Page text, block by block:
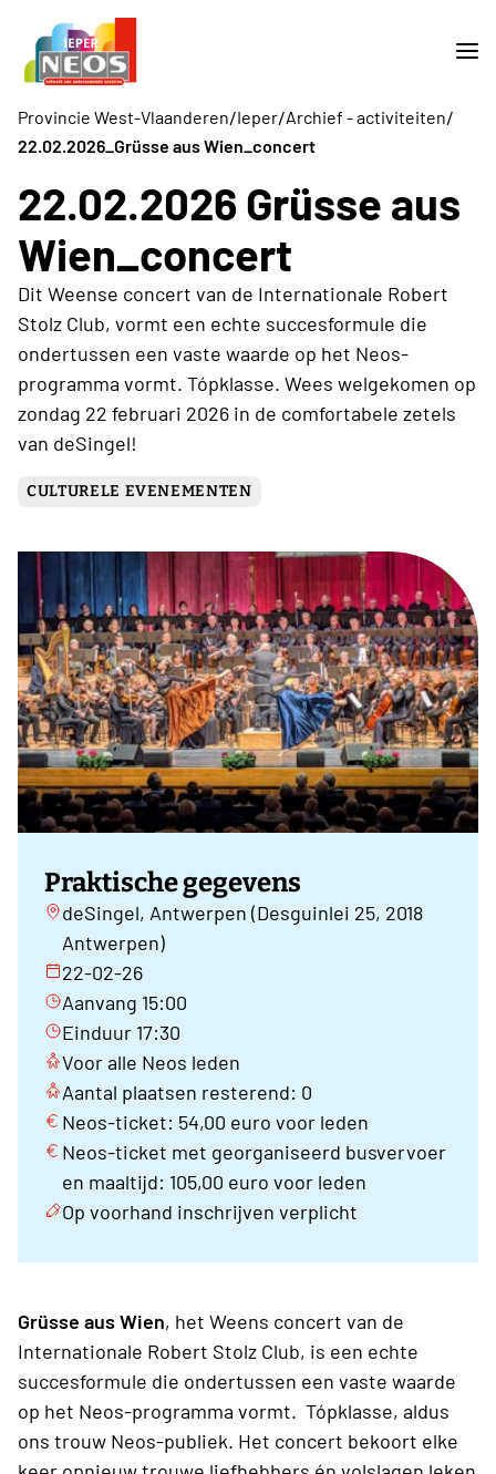
Provincie West-Vlaanderen/Ieper/Archief - activiteiten/
22.02.2026_Grüsse aus Wien_concert
22.02.2026 Grüsse aus
Wien_concert
Dit Weense concert van de Internationale Robert
Stolz Club, vormt een echte succesformule die
ondertussen een vaste waarde op het Neos-
programma vormt. Tópklasse. Wees welgekomen op
zondag 22 februari 2026 in de comfortabele zetels
van deSingel!
CULTURELE EVENEMENTEN
Praktische gegevens
deSingel, Antwerpen (Desguinlei 25, 2018
Antwerpen)
22-02-26
Aanvang 15:00
Einduur 17:30
Voor alle Neos leden
Aantal plaatsen resterend: 0
Neos-ticket: 54,00 euro voor leden
Neos-ticket met georganiseerd busvervoer
en maaltijd: 105,00 euro voor leden
Op voorhand inschrijven verplicht
Grüsse aus Wien, het Weens concert van de
Internationale Robert Stolz Club, is een echte
succesformule die ondertussen een vaste waarde
op het Neos-programma vormt. Tópklasse, aldus
ons trouw Neos-publiek. Het concert bekoort elke